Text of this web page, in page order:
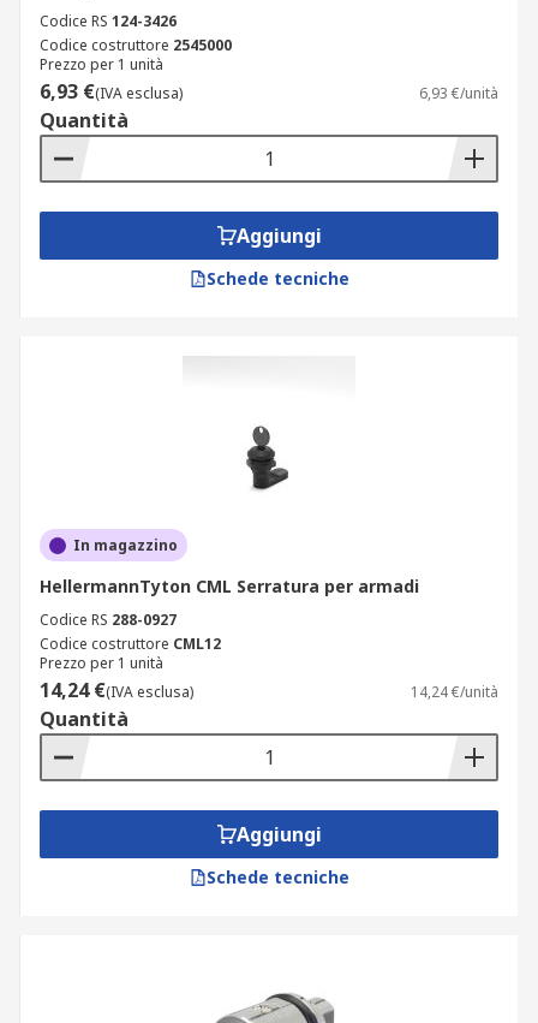
Codice RS 124-3426
Codice costruttore 2545000
Prezzo per 1 unità
6,93 €(IVA esclusa) 6,93 €/unità
Quantità
Aggiungi
Schede tecniche
In magazzino
HellermannTyton CML Serratura per armadi
Codice RS 288-0927
Codice costruttore CML12
Prezzo per 1 unità
14,24 €(IVA esclusa) 14,24 €/unità
Quantità
Aggiungi
Schede tecniche